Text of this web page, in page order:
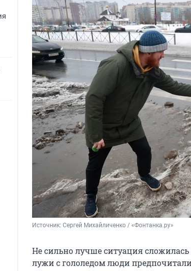
Источник: Сергей Михайличенко / «Фонтанка.ру»
Не сильно лучше ситуация сложилась
лужи с гололедом люди